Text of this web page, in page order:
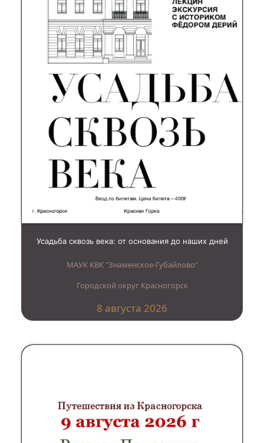
Усадьба сквозь века: от основания до наших дней
МАУК КВК "Знаменское-Губайлово"
Городской округ Красногорск
8 августа 2026